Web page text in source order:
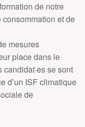
de notre
et de
mesures
place dans le
se sont
d’un ISF climatique
de